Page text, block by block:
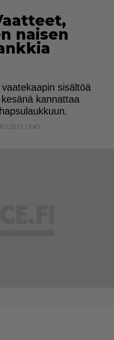
naisen
sisältöä
kannattaa
13:45